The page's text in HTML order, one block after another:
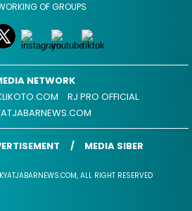
OF GROUPS
NETWORK
RJ PRO OFFICIAL
MEDIA SIBER
ALL RIGHT RESERVED